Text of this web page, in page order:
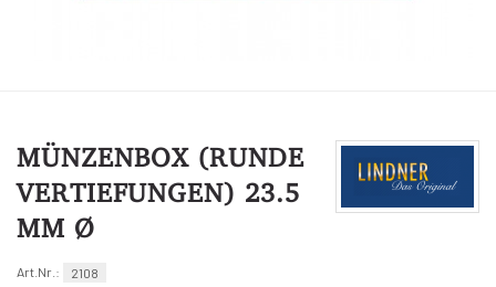
MÜNZENBOX (RUNDE
VERTIEFUNGEN) 23.5
MM Ø
Art.Nr.: 2108